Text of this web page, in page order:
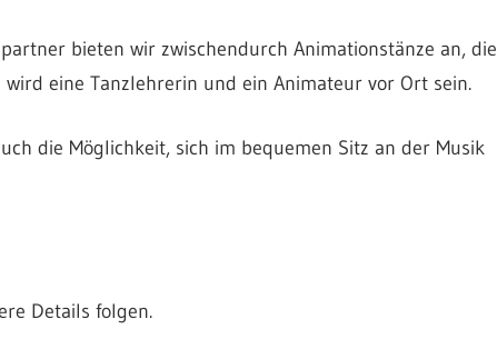
bieten wir zwischendurch Animationstänze an, die
eine Tanzlehrerin und ein Animateur vor Ort sein.
die Möglichkeit, sich im bequemen Sitz an der Musik
Details folgen.